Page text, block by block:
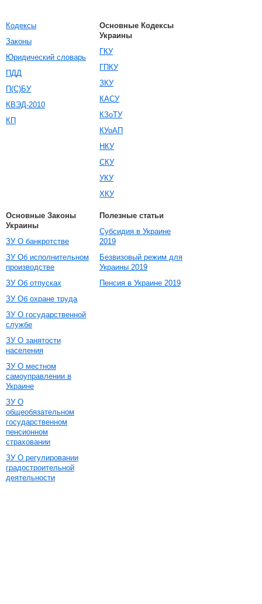
Кодексы
Законы
Юридический словарь
ПДД
П(С)БУ
КВЭД-2010
КП
Основные Кодексы
Украины
ГКУ
ГПКУ
ЗКУ
КАСУ
КЗоТУ
КУоАП
НКУ
СКУ
УКУ
ХКУ
Основные Законы
Украины
ЗУ О банкротстве
ЗУ Об исполнительном
производстве
ЗУ Об отпусках
ЗУ Об охране труда
ЗУ О государственной
службе
ЗУ О занятости
населения
ЗУ О местном
самоуправлении в
Украине
ЗУ О
общеобязательном
государственном
пенсионном
страховании
ЗУ О регулировании
градостроительной
деятельности
Полезные статьи
Субсидия в Украине
2019
Безвизовый режим для
Украины 2019
Пенсия в Украине 2019